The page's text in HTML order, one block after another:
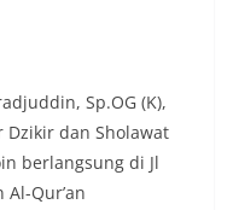
Sp.OG (K),
Dzikir dan Sholawat
berlangsung di Jl
Qur’an